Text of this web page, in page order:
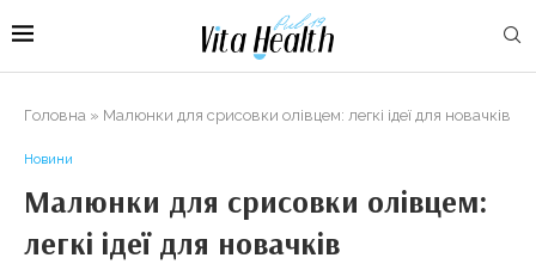
Головна » Малюнки для срисовки олівцем: легкі ідеї для новачків
Новини
Малюнки для срисовки олівцем:
легкі ідеї для новачків